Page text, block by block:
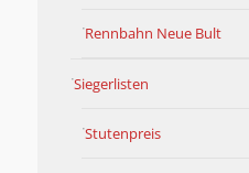
Rennbahn Neue Bult
Siegerlisten
Stutenpreis